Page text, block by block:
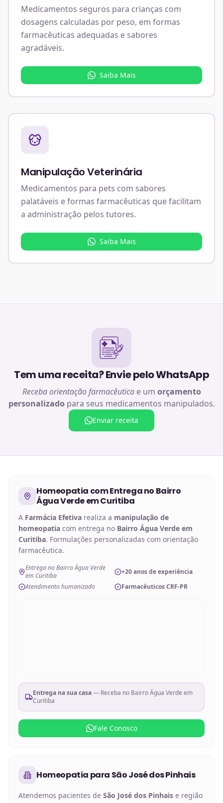
Medicamentos seguros para crianças com
dosagens calculadas por peso, em formas
farmacêuticas adequadas e sabores
agradáveis.
Saiba Mais
Manipulação Veterinária
Medicamentos para pets com sabores
palatáveis e formas farmacêuticas que facilitam
a administração pelos tutores.
Saiba Mais
Tem uma receita? Envie pelo WhatsApp
Receba orientação farmacêuticae um orçamento
personalizado para seus medicamentos manipulados.
Enviar receita
Homeopatia com Entrega no Bairro
Água Verde em Curitiba
A Farmácia Efetiva realiza a manipulação de
homeopatia com entrega no Bairro Água Verde em
Curitiba. Formulações personalizadas com orientação
farmacêutica.
Entrega no Bairro Água Verde
em Curitiba
+20 anos de experiência
Atendimento humanizado
Farmacêuticos CRF-PR
Entrega na sua casa— Receba no Bairro Água Verde em
Curitiba
Fale Conosco
Homeopatia para São José dos Pinhais
Atendemos pacientes de São José dos Pinhais e região